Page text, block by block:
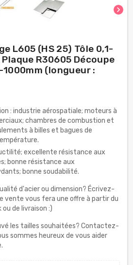
chevron_right
L605 (HS 25) Tôle 0,1-
R30605 Découpe
(longueur :
: industrie aérospatiale; moteurs à
chambres de combustion et
à billes et bagues de
excellente résistance aux
bonne résistance aux
bonne soudabilité.
d'acier ou dimension? Écrivez-
vente vous fera une offre à partir du
de livraison :)
les tailles souhaitées? Contactez-
sommes heureux de vous aider